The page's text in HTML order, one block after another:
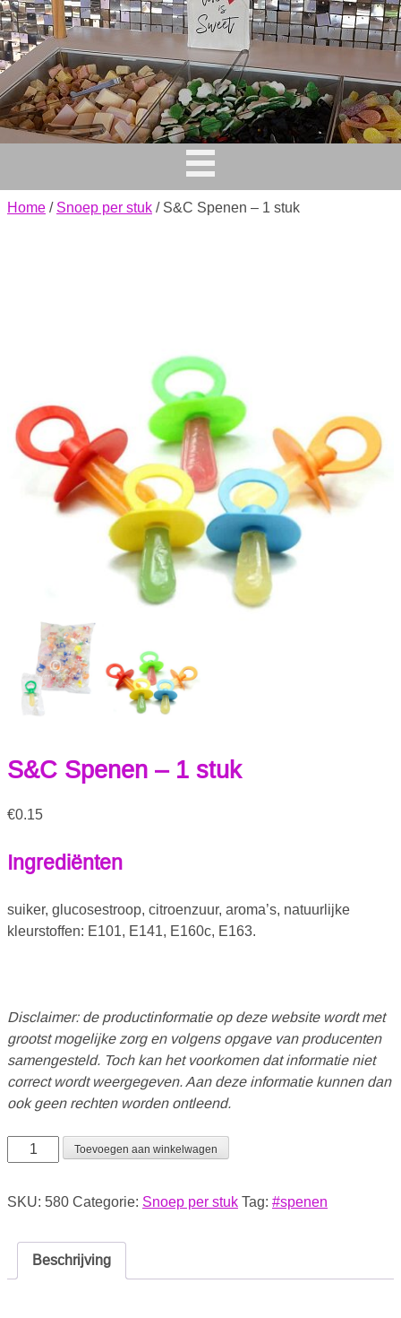
Home / Snoep per stuk / S&C Spenen – 1 stuk
S&C Spenen – 1 stuk
€0.15
Ingrediënten
suiker, glucosestroop, citroenzuur, aroma’s, natuurlijke
kleurstoffen: E101, E141, E160c, E163.
Disclaimer: de productinformatie op deze website wordt met
grootst mogelijke zorg en volgens opgave van producenten
samengesteld. Toch kan het voorkomen dat informatie niet
correct wordt weergegeven. Aan deze informatie kunnen dan
ook geen rechten worden ontleend.
Toevoegen aan winkelwagen
SKU: 580 Categorie: Snoep per stuk Tag: #spenen
Beschrijving